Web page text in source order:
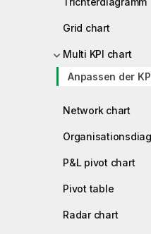
Grid chart
Multi KPI chart
Anpassen der
Network chart
P&L pivot chart
Pivot table
Radar chart